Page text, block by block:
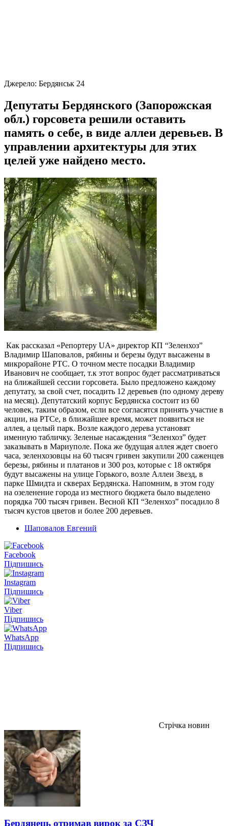
Джерело: Бердянськ 24
Депутаты Бердянского (Запорожская
обл.) горсовета решили оставить
память о себе, в виде аллеи деревьев. В
управлении архитектуры для этих
целей уже найдено место.
Как рассказал «Репортеру UA» директор КП “Зеленхоз”
Владимир Шаповалов, рябины и березы будут высажены в
микрорайоне РТС. О точном месте посадки Владимир
Иванович не сообщает, т.к этот вопрос будет рассматриваться
на ближайшей сессии горсовета. Было предложено каждому
депутату, за свой счет, посадить 12 деревьев (по одному дереву
на месяц). Депутатский корпус Бердянска состоит из 60
человек, таким образом, если все согласятся принять участие в
акции, на РТСе, в ближайшее время, может появиться не
аллея, а целый парк. Возле каждого дерева установят
именную табличку. Зеленые насаждения “Зеленхоз” будет
заказывать в Мариуполе. Пока же будущая аллея ждет своего
часа, зеленхозовцы на 60 тысяч гривен закупили 200 саженцев
березы, рябины и платанов и 300 роз, которые с 18 октября
будут высажены на улице Горького, возле Аллеи Звезд, в
парке Шмидта и скверах Бердянска. Напомним, в этом году
на озеленение города из местного бюджета было выделено
порядка 700 тысяч гривен. Весной КП “Зеленхоз” посадило 8
тысяч кустов цветов и более 200 деревьев.
Шаповалов Евгений
Facebook
Підпишись
Instagram
Підпишись
Viber
Підпишись
WhatsApp
Підпишись
Стрічка новин
Бердянець отримав вирок за СЗЧ